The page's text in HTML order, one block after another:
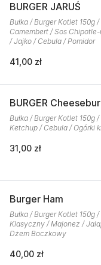
BURGER JARUŚ
Bułka / Burger Kotlet 150g
Camembert / Sos
/ Jajko / Cebula / Pomidor
41,00 zł
BURGER
Bułka / Burger Kotlet 150g
Ketchup / Cebula / Ogórki
31,00 zł
Burger Ham
Bułka / Burger Kotlet 150g
Klasyczny / Majonez /
Dżem Boczkowy
40,00 zł